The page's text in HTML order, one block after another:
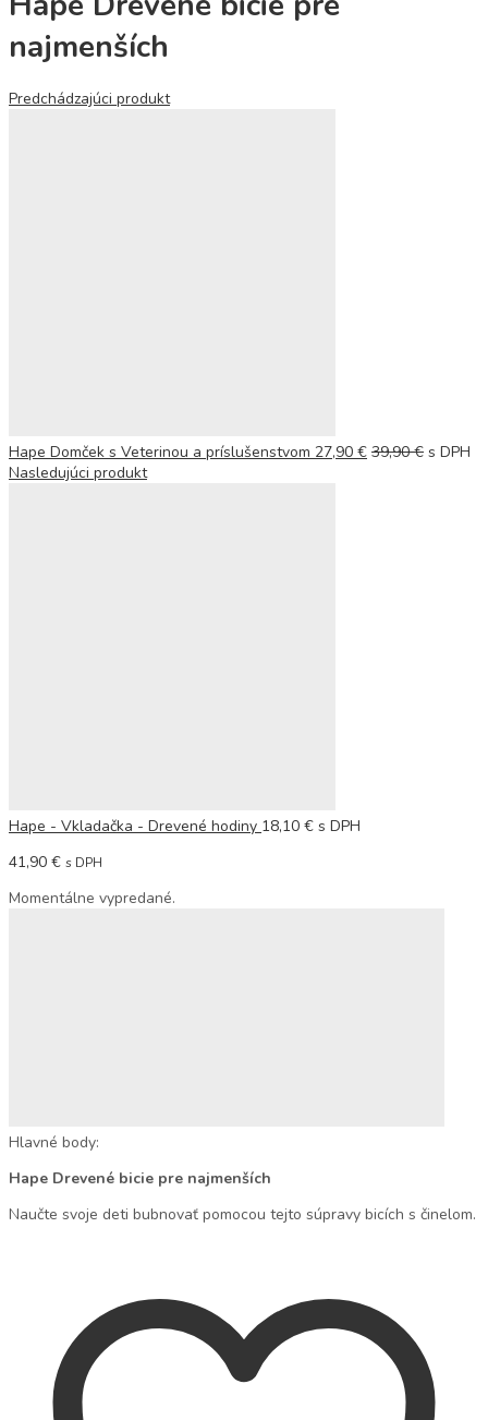
najmenších
Predchádzajúci produkt
Hape Domček s Veterinou a príslušenstvom 27,90 € 39,90€ s DPH
Nasledujúci produkt
Hape - Vkladačka - Drevené hodiny 18,10 € s DPH
41,90 € s DPH
Momentálne vypredané.
Hlavné body:
Hape Drevené bicie pre najmenších
Naučte svoje deti bubnovať pomocou tejto súpravy bicích s činelom.